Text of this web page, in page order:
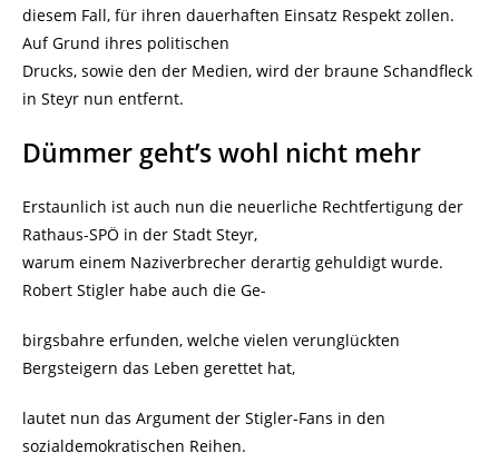
diesem Fall, für ihren dauerhaften Einsatz Respekt zollen.
Auf Grund ihres politischen
Drucks, sowie den der Medien, wird der braune Schandfleck
in Steyr nun entfernt.
Dümmer geht’s wohl nicht mehr
Erstaunlich ist auch nun die neuerliche Rechtfertigung der
Rathaus-SPÖ in der Stadt Steyr,
warum einem Naziverbrecher derartig gehuldigt wurde.
Robert Stigler habe auch die Ge-
birgsbahre erfunden, welche vielen verunglückten
Bergsteigern das Leben gerettet hat,
lautet nun das Argument der Stigler-Fans in den
sozialdemokratischen Reihen.